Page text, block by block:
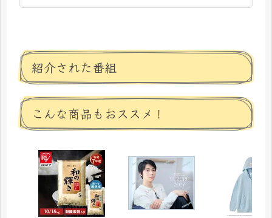
紹介された番組
こんな商品もおススメ！